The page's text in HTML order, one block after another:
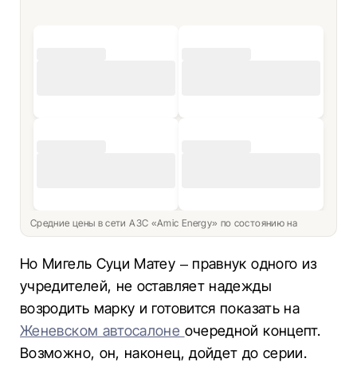
Средние цены в сети АЗС «Amic Energy» по состоянию на
Но Мигель Суци Матеу – правнук одного из
учредителей, не оставляет надежды
возродить марку и готовится показать на
Женевском автосалоне очередной концепт.
Возможно, он, наконец, дойдет до серии.